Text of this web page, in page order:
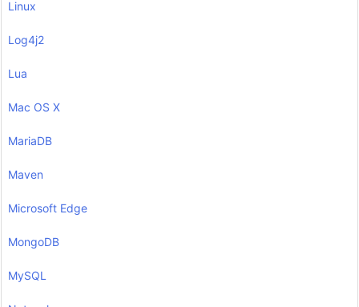
Linux
Log4j2
Lua
Mac OS X
MariaDB
Maven
Microsoft Edge
MongoDB
MySQL